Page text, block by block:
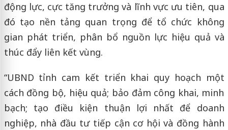
động lực, cực tăng trưởng và lĩnh vực ưu tiên, qua
đó tạo nền tảng quan trọng để tổ chức không
gian phát triển, phân bổ nguồn lực hiệu quả và
thúc đẩy liên kết vùng.
“UBND tỉnh cam kết triển khai quy hoạch một
cách đồng bộ, hiệu quả; bảo đảm công khai, minh
bạch; tạo điều kiện thuận lợi nhất để doanh
nghiệp, nhà đầu tư tiếp cận cơ hội và đồng hành